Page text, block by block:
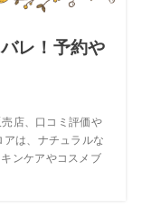
レ！予約や
店、口コミ評価や
は、ナチュラルな
ンケアやコスメブ